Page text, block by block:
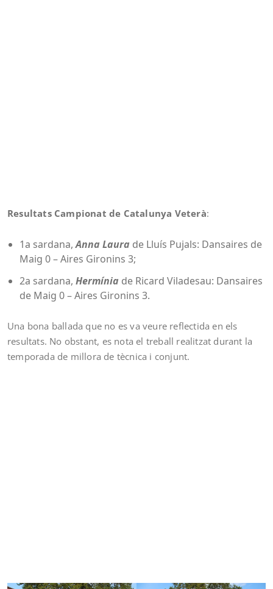
Resultats Campionat de Catalunya Veterà:
1a sardana,Anna Laura de Lluís Pujals: Dansaires de
Maig 0 – Aires Gironins 3;
2a sardana, Hermínia de Ricard Viladesau: Dansaires
de Maig 0 – Aires Gironins 3.
Una bona ballada que no es va veure reflectida en els
resultats. No obstant, es nota el treball realitzat durant la
temporada de millora de tècnica i conjunt.